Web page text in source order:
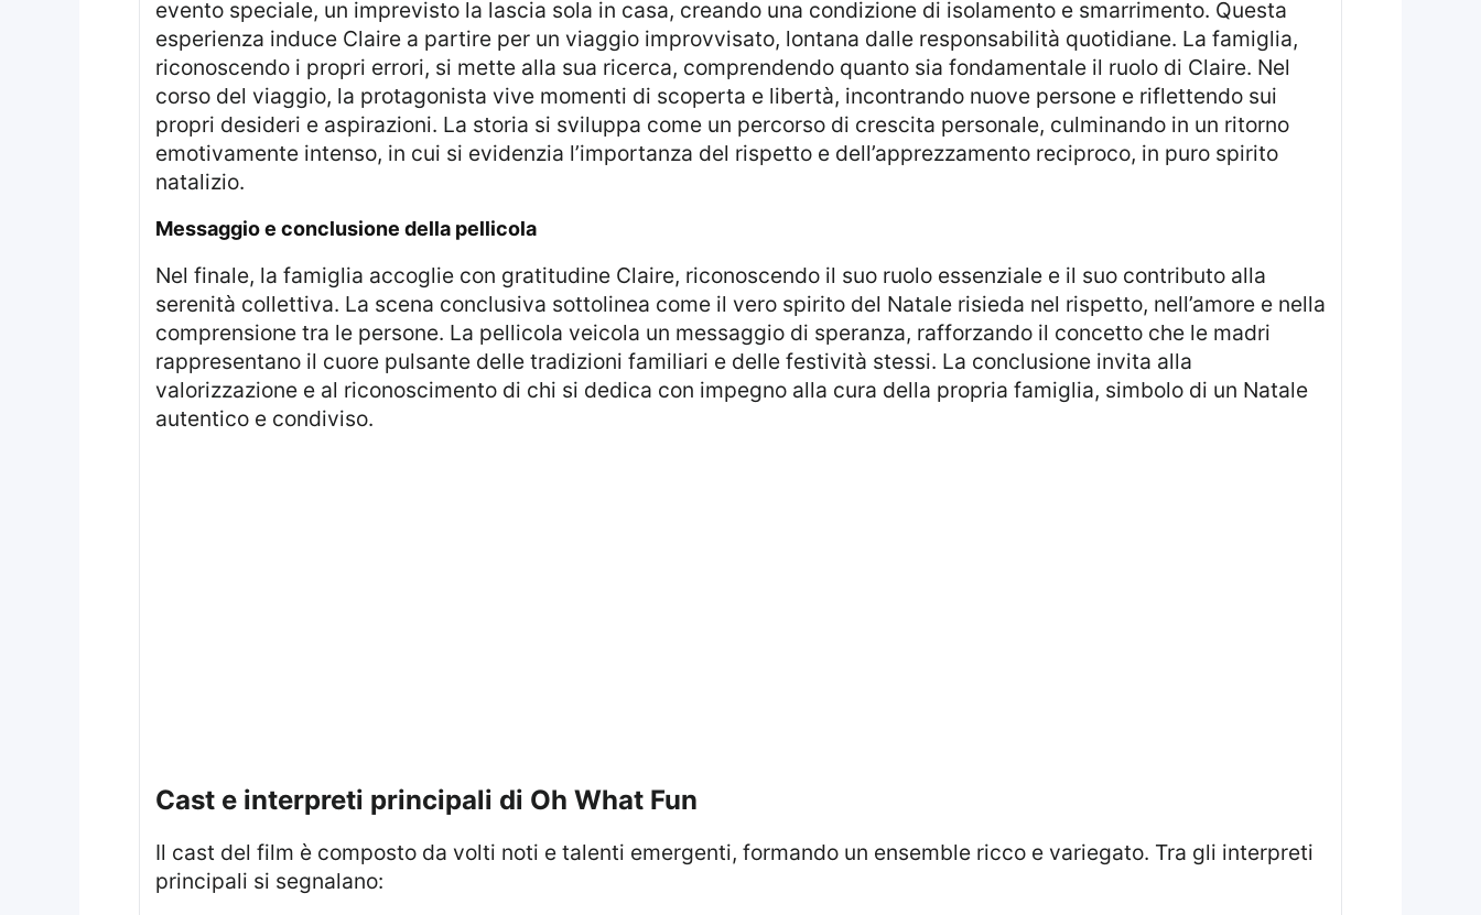
evento speciale, un imprevisto la lascia sola in casa, creando una condizione di isolamento e smarrimento. Questa
esperienza induce Claire a partire per un viaggio improvvisato, lontana dalle responsabilità quotidiane. La famiglia,
riconoscendo i propri errori, si mette alla sua ricerca, comprendendo quanto sia fondamentale il ruolo di Claire. Nel
corso del viaggio, la protagonista vive momenti di scoperta e libertà, incontrando nuove persone e riflettendo sui
propri desideri e aspirazioni. La storia si sviluppa come un percorso di crescita personale, culminando in un ritorno
emotivamente intenso, in cui si evidenzia l’importanza del rispetto e dell’apprezzamento reciproco, in puro spirito
natalizio.
messaggio e conclusione della pellicola
Nel finale, la famiglia accoglie con gratitudine Claire, riconoscendo il suo ruolo essenziale e il suo contributo alla
serenità collettiva. La scena conclusiva sottolinea come il vero spirito del Natale risieda nel rispetto, nell’amore e nella
comprensione tra le persone. La pellicola veicola un messaggio di speranza, rafforzando il concetto che le madri
rappresentano il cuore pulsante delle tradizioni familiari e delle festività stessi. La conclusione invita alla
valorizzazione e al riconoscimento di chi si dedica con impegno alla cura della propria famiglia, simbolo di un Natale
autentico e condiviso.
cast e interpreti principali di Oh What Fun
Il cast del film è composto da volti noti e talenti emergenti, formando un ensemble ricco e variegato. Tra gli interpreti
principali si segnalano: